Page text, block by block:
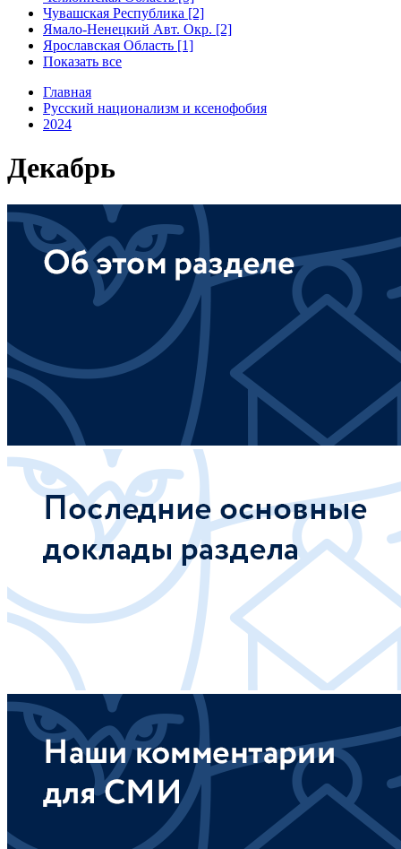
Чувашская Республика [2]
Ямало-Ненецкий Авт. Окр. [2]
Ярославская Область [1]
Показать все
Главная
Русский национализм и ксенофобия
2024
Декабрь